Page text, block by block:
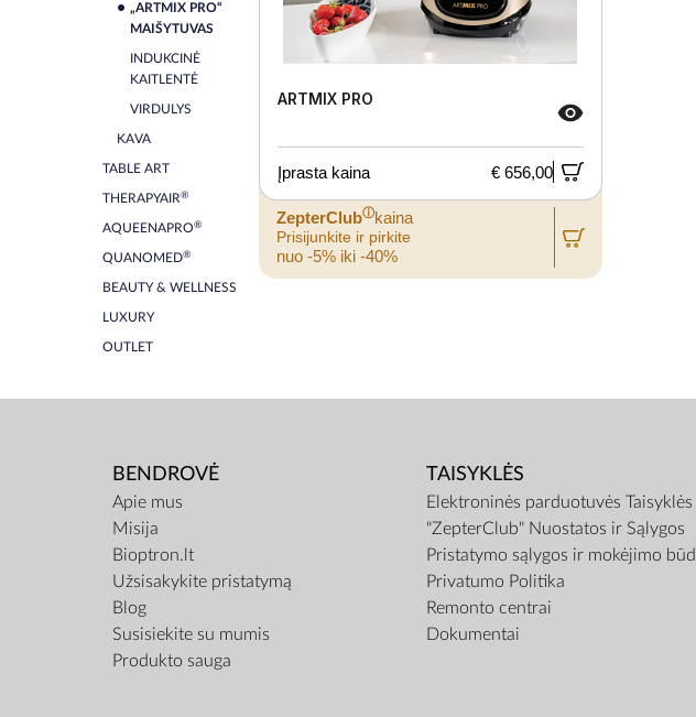
„ARTMIX PRO“
MAIŠYTUVAS
INDUKCINĖ
KAITLENTĖ
VIRDULYS
KAVA
TABLE ART
THERAPYAIR®
AQUEENAPRO®
QUANOMED®
BEAUTY & WELLNESS
LUXURY
OUTLET
ARTMIX PRO
Įprasta kaina € 656,00
ZepterClubⓘkaina
Prisijunkite ir pirkite
nuo -5% iki -40%
BENDROVĖ
Apie mus
Misija
Bioptron.lt
Užsisakykite pristatymą
Blog
Susisiekite su mumis
Produkto sauga
TAISYKLĖS
Elektroninės parduotuvės Taisyklės
"ZepterClub" Nuostatos ir Sąlygos
Pristatymo sąlygos ir mokėjimo
Privatumo Politika
Remonto centrai
Dokumentai